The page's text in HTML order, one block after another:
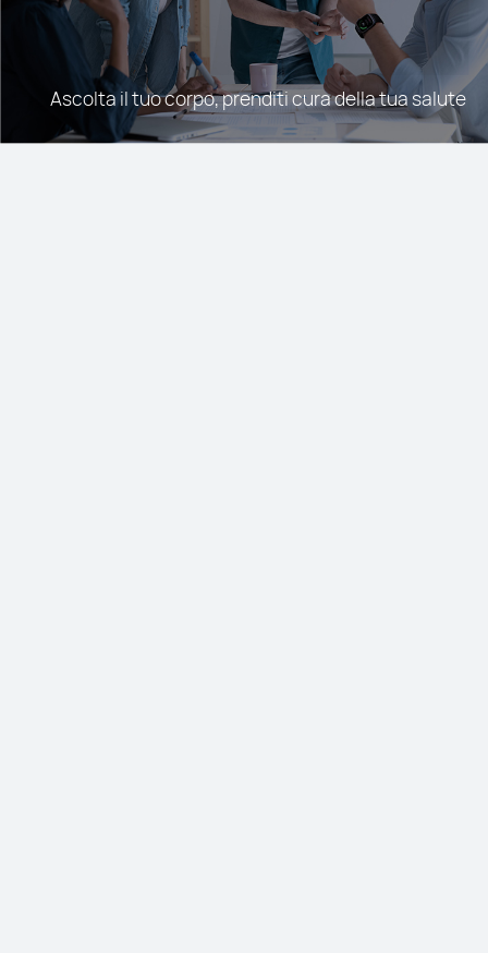
Ascolta il tuo corpo, prenditi cura della tua salute